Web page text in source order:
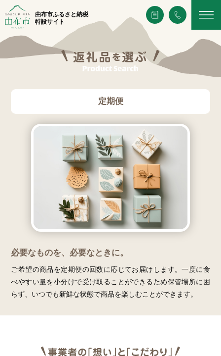
由布市ふるさと納税
特設サイト
定期便
必要なものを、必要なときに。
ご希望の商品を定期便の回数に応じてお届けします。一度に食
べやすい量を小分けで受け取ることができるため保管場所に困
らず、いつでも新鮮な状態で商品を楽しむことができます。